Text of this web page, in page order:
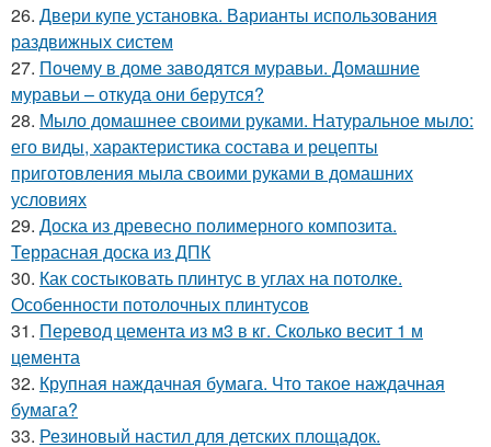
26. Двери купе установка. Варианты использования
раздвижных систем
27. Почему в доме заводятся муравьи. Домашние
муравьи – откуда они берутся?
28. Мыло домашнее своими руками. Натуральное мыло:
его виды, характеристика состава и рецепты
приготовления мыла своими руками в домашних
условиях
29. Доска из древесно полимерного композита.
Террасная доска из ДПК
30. Как состыковать плинтус в углах на потолке.
Особенности потолочных плинтусов
31. Перевод цемента из м3 в кг. Сколько весит 1 м
цемента
32. Крупная наждачная бумага. Что такое наждачная
бумага?
33. Резиновый настил для детских площадок.